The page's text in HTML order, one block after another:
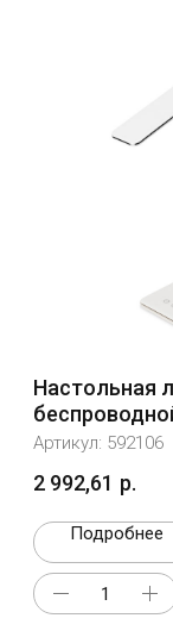
Настольная
"Starline",
Артикул: 592106
2 992,61 р.
Подробнее